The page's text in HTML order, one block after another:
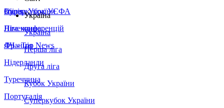
Збірна України
Італія
Німеччина
Франція
Нідерланди
Туреччина
Португалія
Суперкубок УЄФА
Ліга конференцій
ЛЧ - Top News
Україна
Україна
Перша ліга
Друга ліга
Кубок України
Суперкубок України